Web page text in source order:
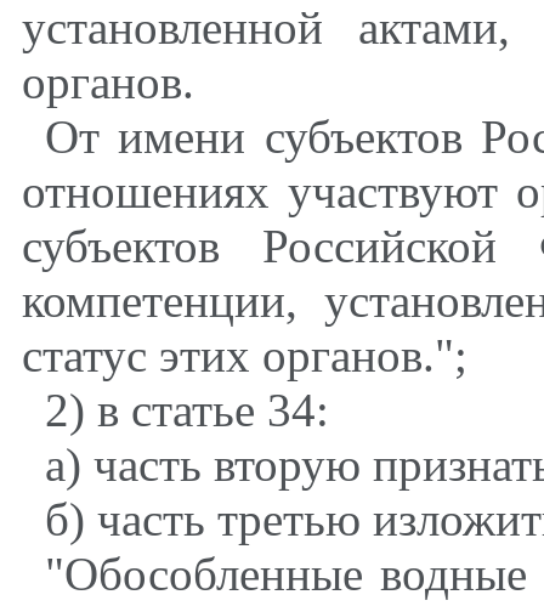
установленной
органов.
От имени субъектов
отношениях участвуют
субъектов
компетенции,
статус этих органов.";
2) в статье 34:
а) часть вторую
б) часть третью
"Обособленные